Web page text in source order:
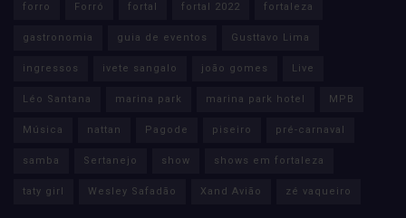
forro Forró fortal fortal 2022 fortaleza
gastronomia guia de eventos Gusttavo Lima
ingressos ivete sangalo joão gomes Live
Léo Santana marina park marina park hotel MPB
Música nattan Pagode piseiro pré-carnaval
samba Sertanejo show shows em fortaleza
taty girl Wesley Safadão Xand Avião zé vaqueiro